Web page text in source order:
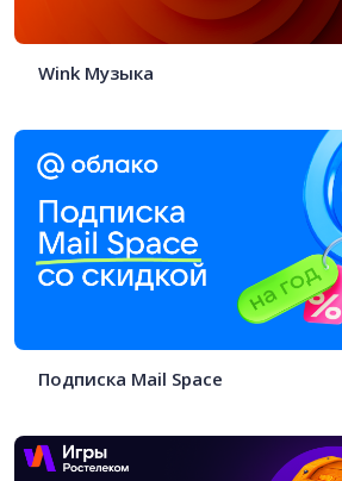
Wink Музыка
Подписка Mail Space